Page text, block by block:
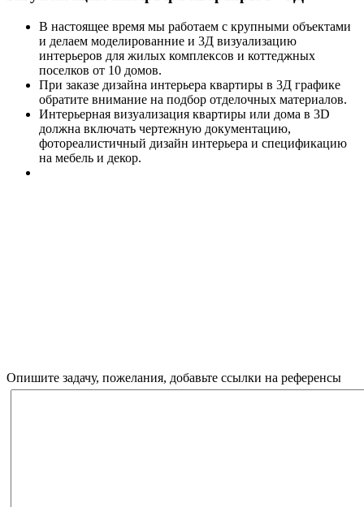
В настоящее время мы работаем с крупными объектами
и делаем моделированние и 3Д визуализацию
интерьеров для жилых комплексов и коттеджных
поселков от 10 домов.
При заказе дизайна интерьера квартиры в 3Д графике
обратите внимание на подбор отделочных материалов.
Интерьерная визуализация квартиры или дома в 3D
должна включать чертежную документацию,
фотореалистичный дизайн интерьера и спецификацию
на мебель и декор.
Опишите задачу, пожелания, добавьте ссылки на референсы